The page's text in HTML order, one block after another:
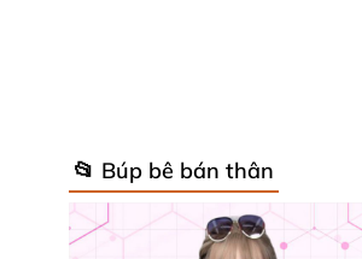
📂 Búp bê bán thân